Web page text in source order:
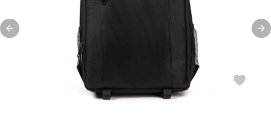
Previous slide